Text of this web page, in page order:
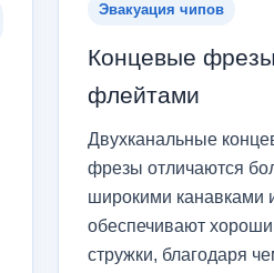
Эвакуация чипов
Концевые
флейтами
Двухканальные
фрезы отличаются
широкими канавками
обеспечивают
стружки, благодаря